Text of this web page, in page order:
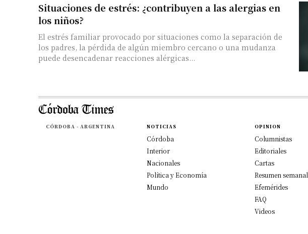
Situaciones de estrés: ¿contribuyen a las alergias en
los niños?
El estrés familiar provocado por situaciones como la separación de
los padres, la pérdida de algún miembro cercano o una mudanza
puede desencadenar reacciones alérgicas...
CÓRDOBA - ARGENTINA NOTICIAS
Córdoba
Interior
Nacionales
Política y Economía
Mundo
OPINION
Columnistas
Editoriales
Cartas
Resumen semanal
Efemérides
FAQ
Videos